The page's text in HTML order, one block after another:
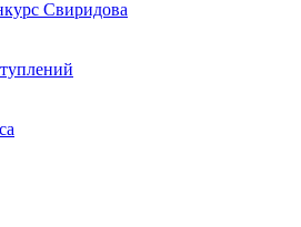
Свиридова